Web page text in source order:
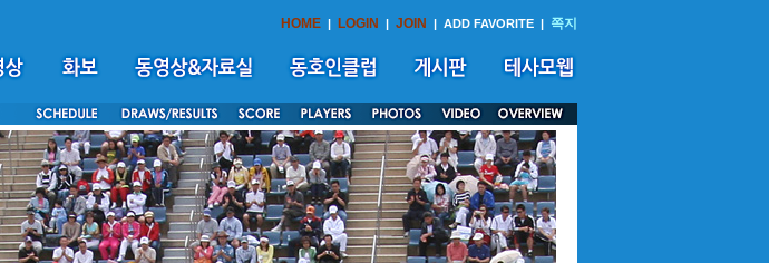
HOME | LOGIN | JOIN | ADD FAVORITE | 쪽지